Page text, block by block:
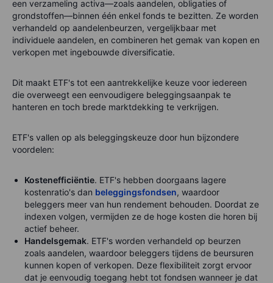
een verzameling activa—zoals aandelen, obligaties of
grondstoffen—binnen één enkel fonds te bezitten. Ze worden
verhandeld op aandelenbeurzen, vergelijkbaar met
individuele aandelen, en combineren het gemak van kopen en
verkopen met ingebouwde diversificatie.
Dit maakt ETF's tot een aantrekkelijke keuze voor iedereen
die overweegt een eenvoudigere beleggingsaanpak te
hanteren en toch brede marktdekking te verkrijgen.
ETF's vallen op als beleggingskeuze door hun bijzondere
voordelen:
Kostenefficiëntie. ETF's hebben doorgaans lagere
kostenratio's dan beleggingsfondsen, waardoor
beleggers meer van hun rendement behouden. Doordat ze
indexen volgen, vermijden ze de hoge kosten die horen bij
actief beheer.
Handelsgemak. ETF's worden verhandeld op beurzen
zoals aandelen, waardoor beleggers tijdens de beursuren
kunnen kopen of verkopen. Deze flexibiliteit zorgt ervoor
dat je eenvoudig toegang hebt tot fondsen wanneer je dat